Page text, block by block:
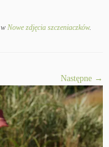
w Nowe zdjęcia szczeniaczków.
Następne →